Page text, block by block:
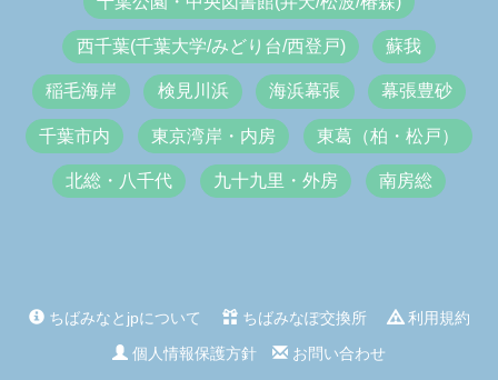
西千葉(千葉大学/みどり台/西登戸) 蘇我
稲毛海岸 検見川浜 海浜幕張 幕張豊砂
千葉市内 東京湾岸・内房 東葛（柏・松戸）
北総・八千代 九十九里・外房 南房総
ちばみなとjpについて ちばみなぽ交換所
利用規約
個人情報保護方針
お問い合わせ